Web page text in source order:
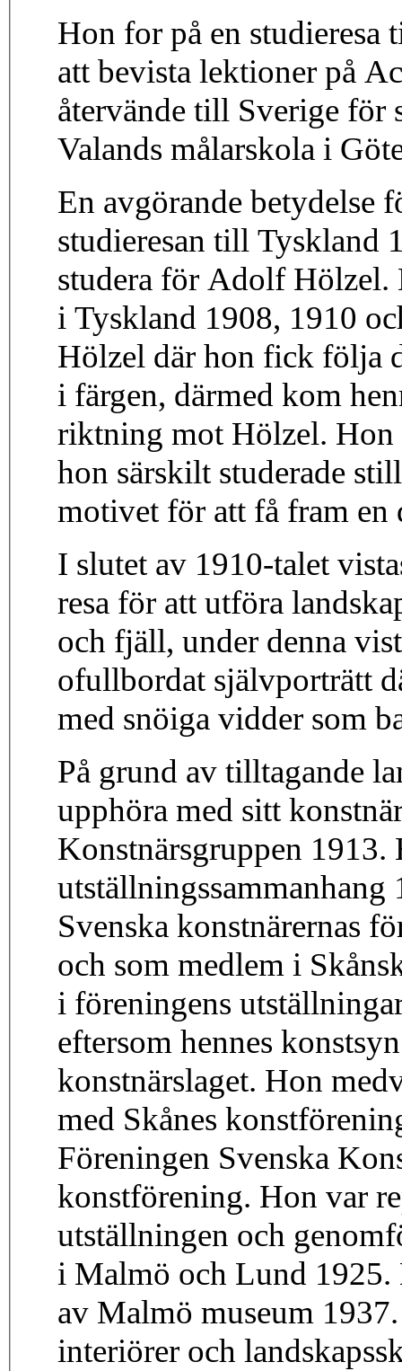
Hon for på en studieresa
att bevista lektioner på
återvände till Sverige
Valands målarskola i
En avgörande betydelse
studieresan till Tyskland
studera för Adolf Hölzel.
i Tyskland 1908, 1910
Hölzel där hon fick följa
i färgen, därmed kom
riktning mot Hölzel. Hon
hon särskilt studerade
motivet för att få fram
I slutet av 1910-talet
resa för att utföra
och fjäll, under denna
ofullbordat självporträtt
med snöiga vidder som
På grund av tilltagande
upphöra med sitt
Konstnärsgruppen 1913.
utställningssammanhang
Svenska konstnärernas
och som medlem i
i föreningens
eftersom hennes
konstnärslaget. Hon
med Skånes
Föreningen Svenska
konstförening. Hon var
utställningen och
i Malmö och Lund 1925.
av Malmö museum
interiörer och